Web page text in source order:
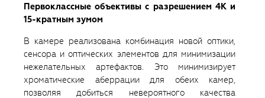
Первоклассные объективы с разрешением 4K и
15-кратным зумом
В камере реализована комбинация новой оптики,
сенсора и оптических элементов для минимизации
нежелательных артефактов. Это минимизирует
хроматические аберрации для обеих камер,
позволяя добиться невероятного качества